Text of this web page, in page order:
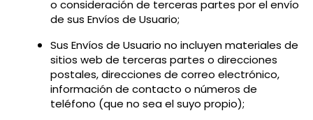
o consideración de terceras partes por el envío
de sus Envíos de Usuario;
Sus Envíos de Usuario no incluyen materiales de
sitios web de terceras partes o direcciones
postales, direcciones de correo electrónico,
información de contacto o números de
teléfono (que no sea el suyo propio);